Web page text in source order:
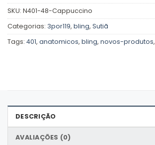
SKU: N401-48-Cappuccino
Categorias: 3por119, bling, Sutiã
Tags: 401, anatomicos, bling, novos-produtos,
DESCRIÇÃO
AVALIAÇÕES (0)